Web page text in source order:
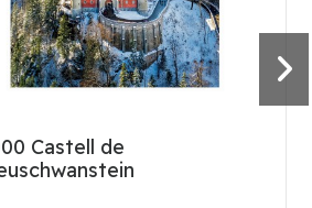
Castell de